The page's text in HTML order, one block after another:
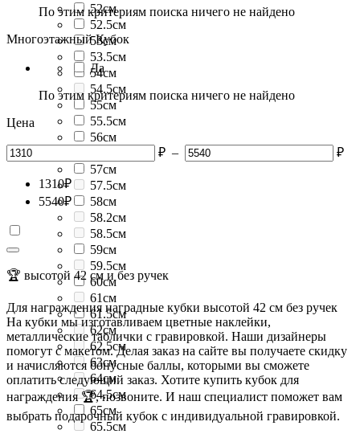
52см
52.5см
53см
53.5см
54см
54.5см
55см
55.5см
56см
57см
57.5см
58см
58.2см
58.5см
59см
59.5см
60см
61см
61.5см
62см
62.5см
63см
64см
64.5см
65см
65.5см
По этим критериям поиска ничего не найдено
Многоэтажный Кубок
Да
По этим критериям поиска ничего не найдено
Цена
₽ – ₽
1310₽
5540₽
🏆 высотой 42 см и без ручек
Для награждения наградные кубки высотой 42 см без ручек
На кубки мы изготавливаем цветные наклейки,
металлические таблички с гравировкой. Наши дизайнеры
помогут с макетом. Делая заказ на сайте вы получаете скидку
и начисляются бонусные баллы, которыми вы сможете
оплатить следующий заказ. Хотите купить кубок для
награждения 🏆, позвоните. И наш специалист поможет вам
выбрать подарочный кубок с индивидуальной гравировкой.